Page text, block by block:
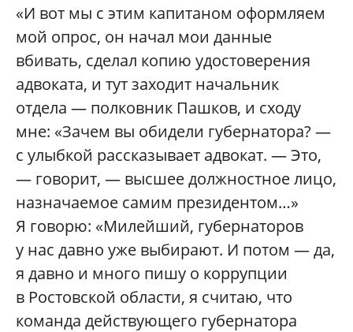
«И вот мы с этим капитаном оформляем
мой опрос, он начал мои данные
вбивать, сделал копию удостоверения
адвоката, и тут заходит начальник
отдела — полковник Пашков, и сходу
мне: «Зачем вы обидели губернатора? —
с улыбкой рассказывает адвокат. — Это,
— говорит, — высшее должностное лицо,
назначаемое самим президентом…»
Я говорю: «Милейший, губернаторов
у нас давно уже выбирают. И потом — да,
я давно и много пишу о коррупции
в Ростовской области, я считаю, что
команда действующего губернатора